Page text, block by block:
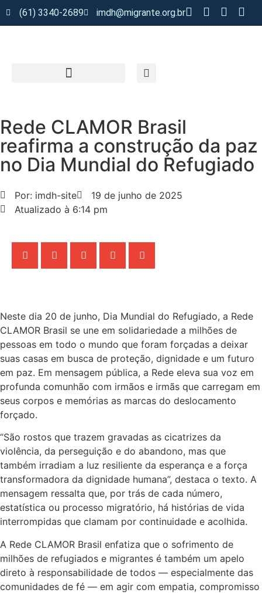
(61) 3340-2689 imdh@migrante.org.br
Rede CLAMOR Brasil
reafirma a construção da paz
no Dia Mundial do Refugiado
Por: imdh-site
19 de junho de 2025
Atualizado à 6:14 pm
Neste dia 20 de junho, Dia Mundial do Refugiado, a Rede
CLAMOR Brasil se une em solidariedade a milhões de
pessoas em todo o mundo que foram forçadas a deixar
suas casas em busca de proteção, dignidade e um futuro
em paz. Em mensagem pública, a Rede eleva sua voz em
profunda comunhão com irmãos e irmãs que carregam em
seus corpos e memórias as marcas do deslocamento
forçado.
“São rostos que trazem gravadas as cicatrizes da
violência, da perseguição e do abandono, mas que
também irradiam a luz resiliente da esperança e a força
transformadora da dignidade humana”, destaca o texto. A
mensagem ressalta que, por trás de cada número,
estatística ou processo migratório, há histórias de vida
interrompidas que clamam por continuidade e acolhida.
A Rede CLAMOR Brasil enfatiza que o sofrimento de
milhões de refugiados e migrantes é também um apelo
direto à responsabilidade de todos — especialmente das
comunidades de fé — em agir com empatia, compromisso